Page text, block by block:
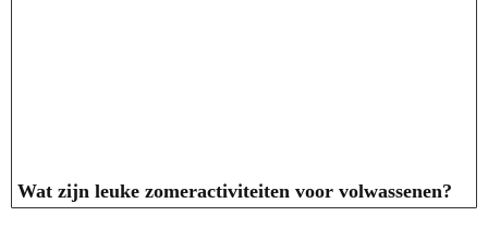
Wat zijn leuke zomeractiviteiten voor volwassenen?